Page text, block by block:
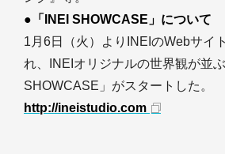
●「INEI SHOWCASE」について
1月6日（火）よりINEIのWebサイ
れ、INEIオリジナルの世界観が並
SHOWCASE」がスタートした。
http://ineistudio.com